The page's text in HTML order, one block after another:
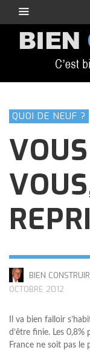
QUOI DE NEUF ?
BIEN
OCTOBRE 2012
Il va bien falloir
d’être finie. Les
France ne soit pas le